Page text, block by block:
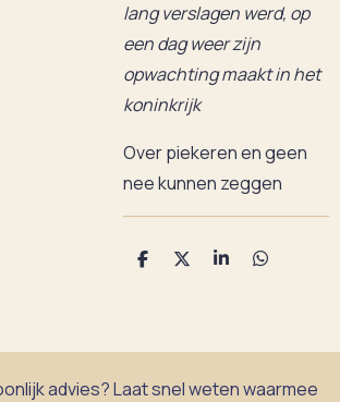
lang verslagen werd, op
een dag weer zijn
opwachting maakt in het
koninkrijk
Over piekeren en geen
nee kunnen zeggen
D
D
S
D
advies? Laat snel weten waarmee